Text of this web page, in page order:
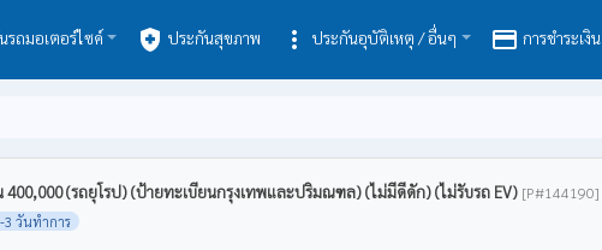
รถมอเตอร์ไซค์ health_and_safety ประกันสุขภาพ more_vert ประกันอุบัติเหตุ / อื่นๆ payment การชำระเงิน
(รถยุโรป) (ป้ายทะเบียนกรุงเทพและปริมณฑล) (ไม่มีดีดัก) (ไม่รับรถ EV) [P#144190]
3 วันทำการ